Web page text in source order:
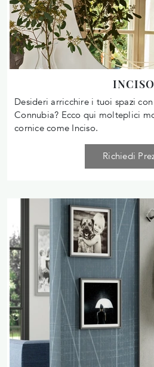
INCISO
Desideri arricchire i tuoi spazi
Connubia? Ecco qui molteplici
cornice come Inciso.
Richiedi